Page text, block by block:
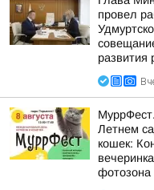
провел
развития
Летнем
кошек:
фотозона